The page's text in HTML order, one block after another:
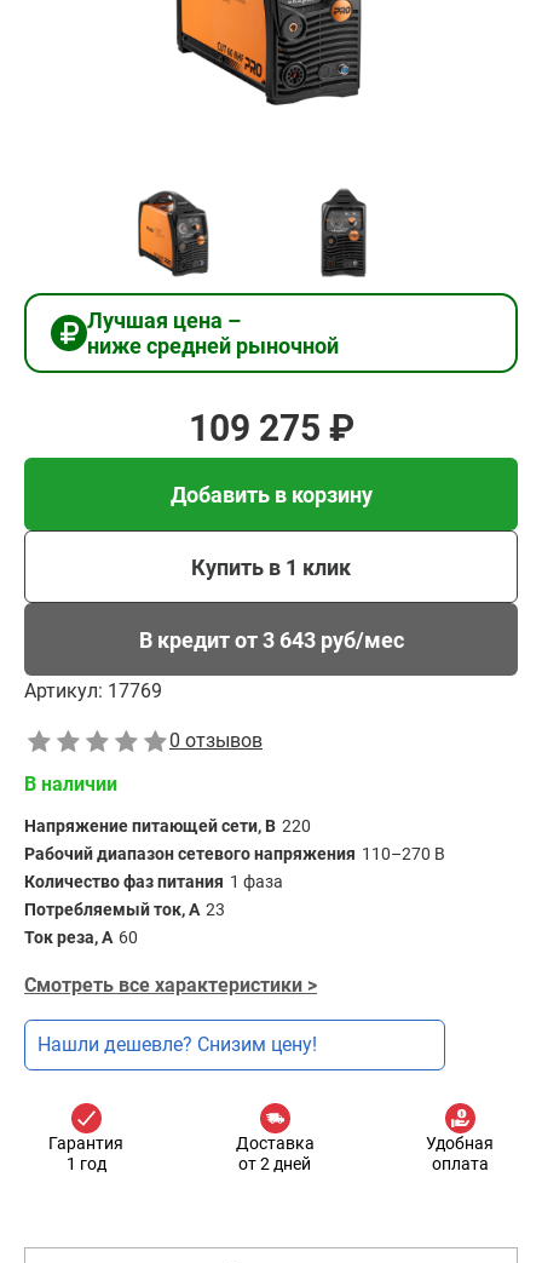
Лучшая цена –
ниже средней рыночной
109 275 ₽
Добавить в корзину
Купить в 1 клик
В кредит от 3 643 руб/мес
Артикул: 17769
0 отзывов
В наличии
Напряжение питающей сети, В 220
Рабочий диапазон сетевого напряжения 110–270 В
Количество фаз питания 1 фаза
Потребляемый ток, А 23
Ток реза, А 60
Смотреть все характеристики >
Нашли дешевле? Снизим цену!
Гарантия
1 год
Доставка
от 2 дней
Удобная
оплата
Добавить в корзину
Купить в 1 клик
В кредит от 3 643 руб/